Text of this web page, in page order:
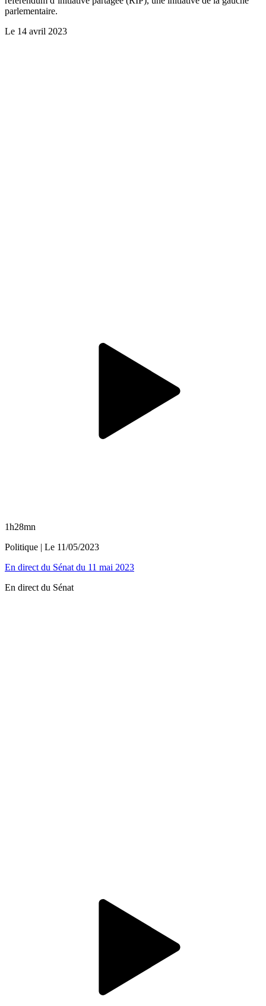
parlementaire.
Le 14 avril 2023
1h28mn
Politique | Le 11/05/2023
En direct du Sénat du 11 mai 2023
En direct du Sénat